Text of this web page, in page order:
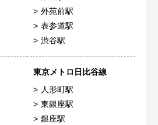
外苑前駅
表参道駅
渋谷駅
東京メトロ日比谷線
人形町駅
東銀座駅
銀座駅